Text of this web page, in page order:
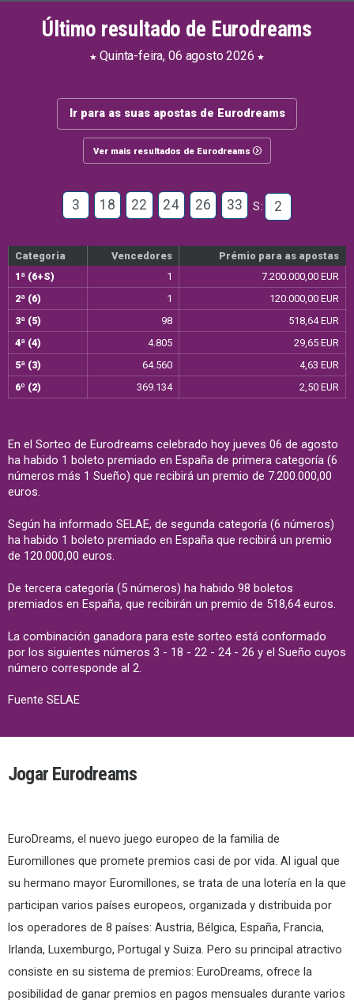
Último resultado de Eurodreams
Quinta-feira, 06 agosto 2026
Ir para as suas apostas de Eurodreams
Ver mais resultados de Eurodreams
3 18 22 24 26 33 S: 2
Categoria Vencedores
Prémio para as apostas
1ª (6+S)
1
7.200.000,00 EUR
2ª (6)
1
120.000,00 EUR
3ª (5)
98
518,64 EUR
4ª (4)
4.805
29,65 EUR
5ª (3)
64.560
4,63 EUR
6º (2)
369.134 2,50 EUR
En el Sorteo de Eurodreams celebrado hoy jueves 06 de agosto
ha habido 1 boleto premiado en España de primera categoría (6
números más 1 Sueño) que recibirá un premio de 7.200.000,00
euros.
Según ha informado SELAE, de segunda categoría (6 números)
ha habido 1 boleto premiado en España que recibirá un premio
de 120.000,00 euros.
De tercera categoría (5 números) ha habido 98 boletos
premiados en España, que recibirán un premio de 518,64 euros.
La combinación ganadora para este sorteo está conformado
por los siguientes números 3 - 18 - 22 - 24 - 26 y el Sueño cuyos
número corresponde al 2.
Fuente SELAE
Jogar Eurodreams
EuroDreams, el nuevo juego europeo de la familia de
Euromillones que promete premios casi de por vida. Al igual que
su hermano mayor Euromillones, se trata de una lotería en la que
participan varios países europeos, organizada y distribuida por
los operadores de 8 países: Austria, Bélgica, España, Francia,
Irlanda, Luxemburgo, Portugal y Suiza. Pero su principal atractivo
consiste en su sistema de premios: EuroDreams, ofrece la
posibilidad de ganar premios en pagos mensuales durante varios